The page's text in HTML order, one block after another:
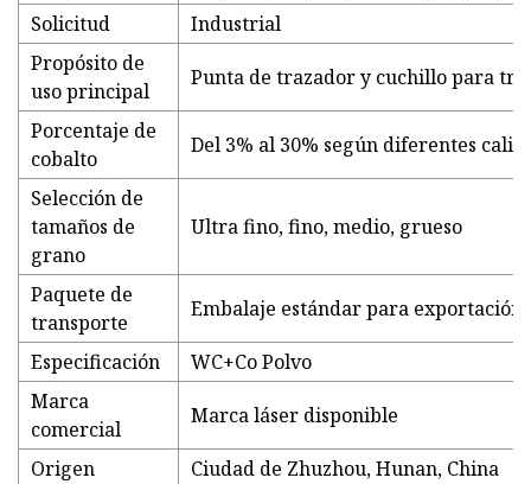
Solicitud
Industrial
Propósito de
uso principal
Punta de trazador y cuchillo para
Porcentaje de
cobalto
Del 3% al 30% según diferentes
Selección de
tamaños de
grano
Ultra fino, fino, medio, grueso
Paquete de
transporte
Embalaje estándar para exportación
Especificación
WC+Co Polvo
Marca
comercial
Marca láser disponible
Origen Ciudad de Zhuzhou, Hunan, China